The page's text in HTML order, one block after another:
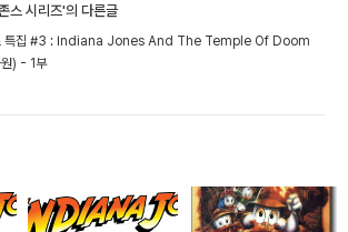
스 시리즈'의 다른글
특집 #3 : Indiana Jones And The Temple Of Doom
원) - 1부